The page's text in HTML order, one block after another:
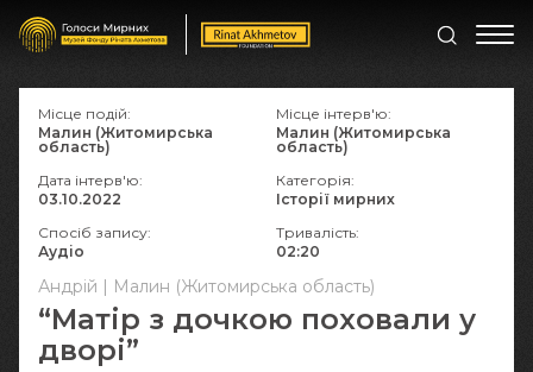
Андрій | Малин (Житомирська область)
“Матір з дочкою поховали у
дворі”
Місце подій:
Малин (Житомирська
область)
Місце інтерв'ю:
Малин (Житомирська
область)
Дата інтерв'ю:
03.10.2022
Категорія:
Історії мирних
Спосіб запису:
Аудіо
Тривалість:
02:20